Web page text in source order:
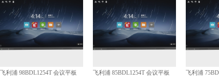
飞利浦 98BDL1254T 会议平板 飞利浦 85BDL1254T 会议平板 飞利浦